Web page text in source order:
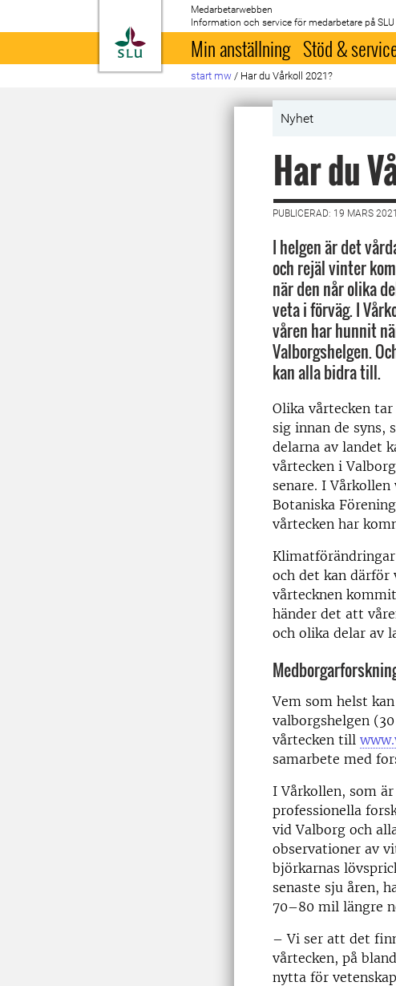
Till startsida
Medarbetarwebben
Information och service för medarbetare på SLU
Min anställning Stöd &
start mw / Har du Vårkoll 2021?
Nyhet
Har du
PUBLICERAD: 19 MARS 2021
I helgen är det
och rejäl vinter
när den når olika
veta i förväg. I
våren har hunnit
Valborgshelgen.
kan alla bidra till.
Olika vårtecken
sig innan de syns,
delarna av landet
vårtecken i
senare. I
Botaniska
vårtecken har
och det kan därför
vårtecknen
händer det att
och olika delar av
Vem som helst
valborgshelgen
vårtecken till
samarbete med
I Vårkollen, som
professionella
vid Valborg och
observationer av
björkarnas
senaste sju åren,
70–80 mil längre
– Vi ser att det
vårtecken, på
nytta för